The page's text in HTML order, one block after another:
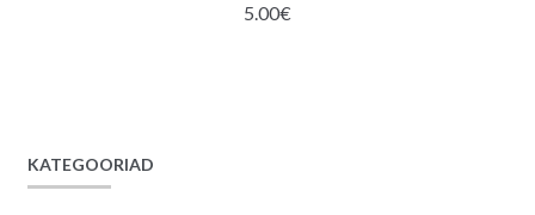
5.00€
KATEGOORIAD